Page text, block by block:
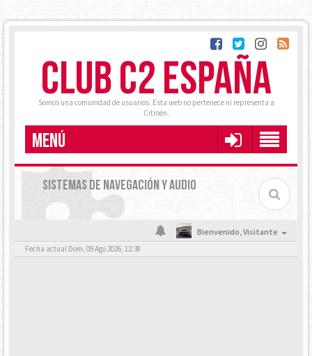
CLUB C2 ESPAÑA
Somos una comunidad de usuarios. Esta web no pertenece ni representa a
Citroën.
MENÚ
SISTEMAS DE NAVEGACIÓN Y AUDIO
Bienvenido,Visitante
Fecha actual Dom, 09 Ago 2026, 12:38